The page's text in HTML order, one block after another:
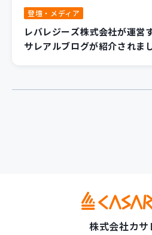
登壇・メディア
レバレジーズ株式会社が運営
サレアルブログが紹介されま
株式会社カサ